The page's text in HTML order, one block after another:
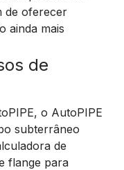
de oferecer
ainda mais
de
o AutoPIPE
subterrâneo
de
flange para